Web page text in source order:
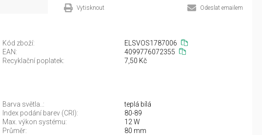
Vytisknout Odeslat emailem
Kód zboží:
ELSVOS1787006
EAN:
4099776072355
Recyklační poplatek:
7,50 Kč
Barva světla..:
teplá bílá
Index podání barev (CRI):
80-89
Max. výkon systému:
12 W
Průměr:
80 mm